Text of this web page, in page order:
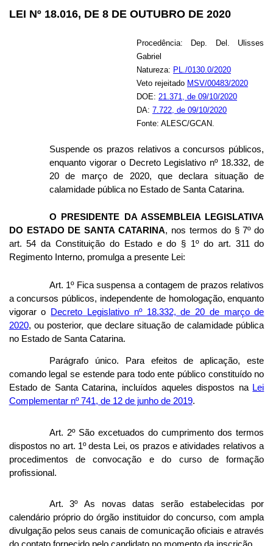
LEI Nº 18.016, DE 8 DE OUTUBRO DE 2020
Procedência: Dep. Del. Ulisses
Gabriel
Natureza: PL./0130.0/2020
Veto rejeitado MSV/00483/2020
DOE: 21.371, de 09/10/2020
DA: 7.722, de 09/10/2020
Fonte: ALESC/GCAN.
Suspende os prazos relativos a concursos públicos,
enquanto vigorar o Decreto Legislativo nº 18.332, de
20 de março de 2020, que declara situação de
calamidade pública no Estado de Santa Catarina.
O PRESIDENTE DA ASSEMBLEIA LEGISLATIVA
DO ESTADO DE SANTA CATARINA, nos termos do § 7º do
art. 54 da Constituição do Estado e do § 1º do art. 311 do
Regimento Interno, promulga a presente Lei:
Art. 1º Fica suspensa a contagem de prazos relativos
a concursos públicos, independente de homologação, enquanto
vigorar o Decreto Legislativo nº 18.332, de 20 de março de
2020, ou posterior, que declare situação de calamidade pública
no Estado de Santa Catarina.
Parágrafo único. Para efeitos de aplicação, este
comando legal se estende para todo ente público constituído no
Estado de Santa Catarina, incluídos aqueles dispostos na Lei
Complementar nº 741, de 12 de junho de 2019.
Art. 2º São excetuados do cumprimento dos termos
dispostos no art. 1º desta Lei, os prazos e atividades relativos a
procedimentos de convocação e do curso de formação
profissional.
Art. 3º As novas datas serão estabelecidas por
calendário próprio do órgão instituidor do concurso, com ampla
divulgação pelos seus canais de comunicação oficiais e através